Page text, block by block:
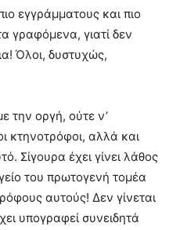
εγγράμματους και πιο
γραφόμενα, γιατί δεν
Όλοι, δυστυχώς,
την οργή, ούτε ν’
κτηνοτρόφοι, αλλά και
Σίγουρα έχει γίνει λάθος
του πρωτογενή τομέα
αυτούς! Δεν γίνεται
υπογραφεί συνειδητά